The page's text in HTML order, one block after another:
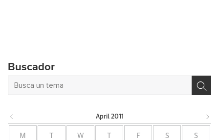
Buscador
April 2011
M W F S S